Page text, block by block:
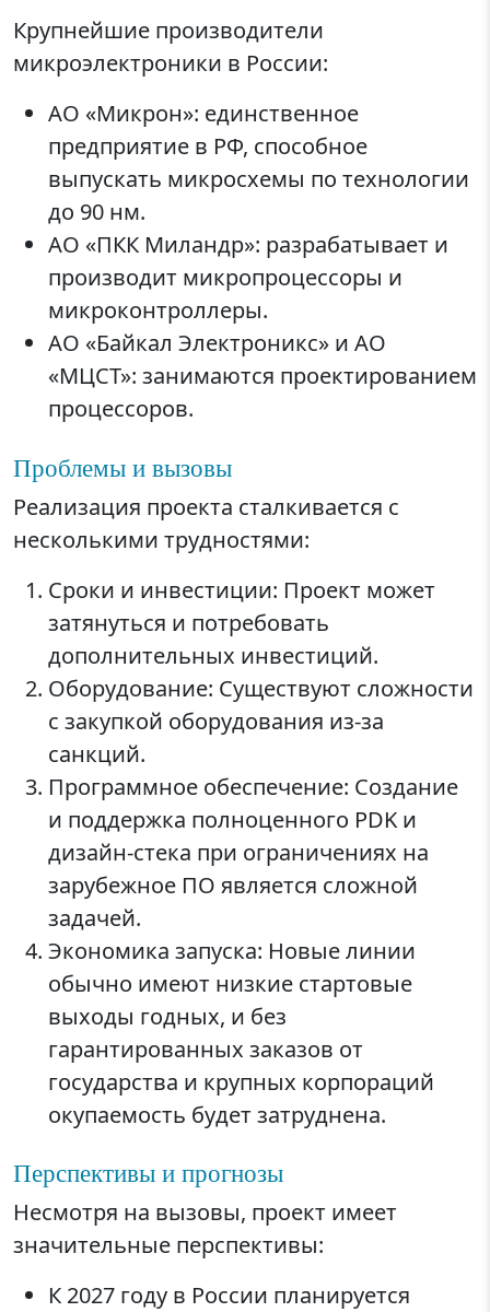
Крупнейшие производители
микроэлектроники в России:
АО «Микрон»: единственное
предприятие в РФ, способное
выпускать микросхемы по технологии
до 90 нм.
АО «ПКК Миландр»: разрабатывает и
производит микропроцессоры и
микроконтроллеры.
АО «Байкал Электроникс» и АО
«МЦСТ»: занимаются проектированием
процессоров.
Проблемы и вызовы
Реализация проекта сталкивается с
несколькими трудностями:
Сроки и инвестиции: Проект может
затянуться и потребовать
дополнительных инвестиций.
Оборудование: Существуют сложности
с закупкой оборудования из-за
санкций.
Программное обеспечение: Создание
и поддержка полноценного PDK и
дизайн-стека при ограничениях на
зарубежное ПО является сложной
задачей.
Экономика запуска: Новые линии
обычно имеют низкие стартовые
выходы годных, и без
гарантированных заказов от
государства и крупных корпораций
окупаемость будет затруднена.
Перспективы и прогнозы
Несмотря на вызовы, проект имеет
значительные перспективы:
К 2027 году в России планируется